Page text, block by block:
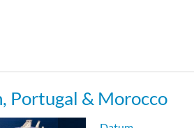
Portugal & Morocco